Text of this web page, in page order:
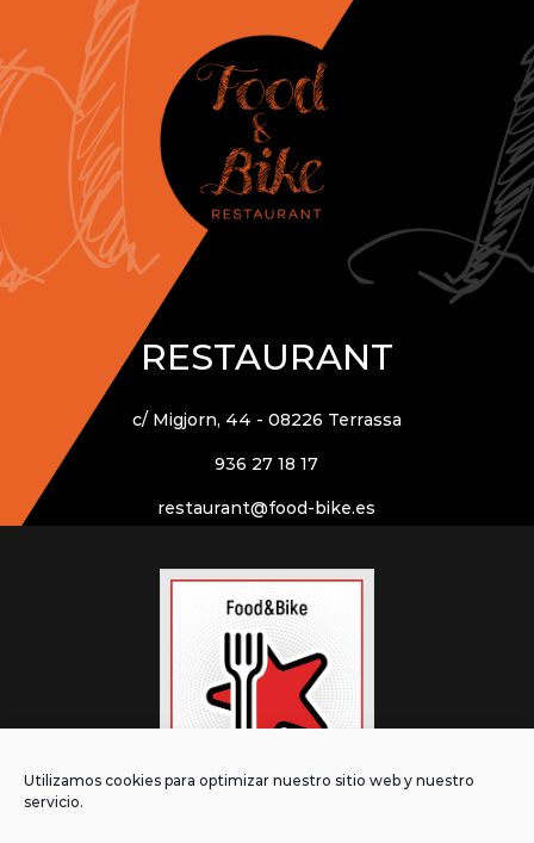
Utilizamos cookies para optimizar nuestro sitio web y nuestro
servicio.
RESTAURANT
c/ Migjorn, 44 - 08226 Terrassa
936 27 18 17
restaurant@food-bike.es